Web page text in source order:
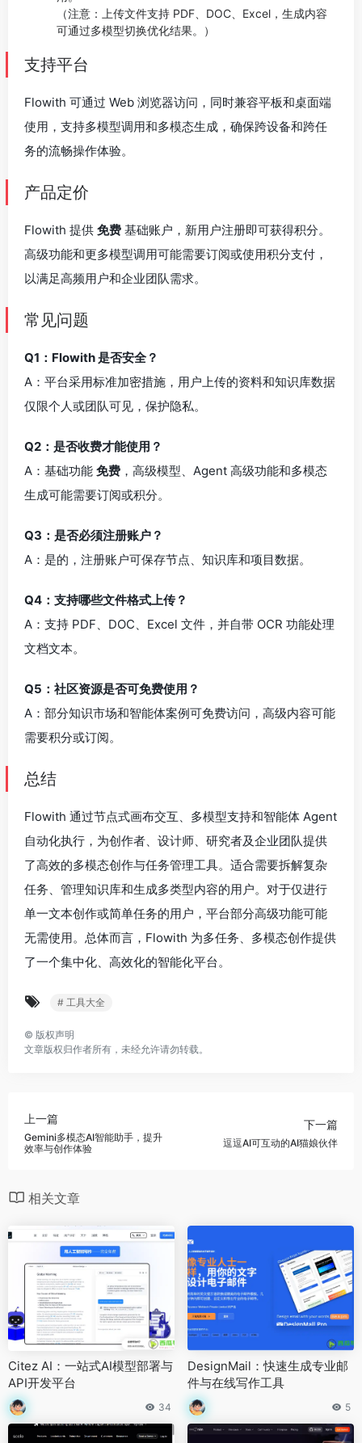
（注意：上传文件支持 PDF、DOC、Excel，生成内容
可通过多模型切换优化结果。）
支持平台
Flowith 可通过 Web 浏览器访问，同时兼容平板和桌面端
使用，支持多模型调用和多模态生成，确保跨设备和跨任
务的流畅操作体验。
产品定价
Flowith 提供 免费 基础账户，新用户注册即可获得积分。
高级功能和更多模型调用可能需要订阅或使用积分支付，
以满足高频用户和企业团队需求。
常见问题
Q1：Flowith 是否安全？
A：平台采用标准加密措施，用户上传的资料和知识库数据
仅限个人或团队可见，保护隐私。
Q2：是否收费才能使用？
A：基础功能 免费 ，高级模型、Agent 高级功能和多模态
生成可能需要订阅或积分。
Q3：是否必须注册账户？
A：是的，注册账户可保存节点、知识库和项目数据。
Q4：支持哪些文件格式上传？
A：支持 PDF、DOC、Excel 文件，并自带 OCR 功能处理
文档文本。
Q5：社区资源是否可免费使用？
A：部分知识市场和智能体案例可免费访问，高级内容可能
需要积分或订阅。
总结
Flowith 通过节点式画布交互、多模型支持和智能体 Agent
自动化执行，为创作者、设计师、研究者及企业团队提供
了高效的多模态创作与任务管理工具。适合需要拆解复杂
任务、管理知识库和生成多类型内容的用户。对于仅进行
单一文本创作或简单任务的用户，平台部分高级功能可能
无需使用。总体而言，Flowith 为多任务、多模态创作提供
了一个集中化、高效化的智能化平台。
# 工具大全
© 版权声明
文章版权归作者所有，未经允许请勿转载。
上一篇
Gemini多模态AI智能助手，提升
效率与创作体验
下一篇
逗逗AI可互动的AI猫娘伙伴
相关文章
Citez AI：一站式AI模型部署与
API开发平台
34
DesignMail：快速生成专业邮
件与在线写作工具
5